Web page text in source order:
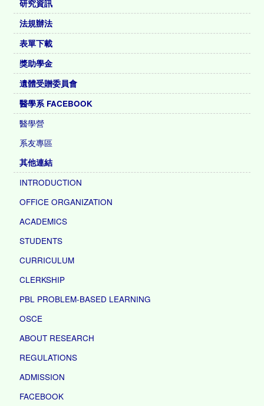
研究資訊
法規辦法
表單下載
獎助學金
遺體受贈委員會
醫學系 FACEBOOK
醫學營
系友專區
其他連結
INTRODUCTION
OFFICE ORGANIZATION
ACADEMICS
STUDENTS
CURRICULUM
CLERKSHIP
PBL PROBLEM-BASED LEARNING
OSCE
ABOUT RESEARCH
REGULATIONS
ADMISSION
FACEBOOK